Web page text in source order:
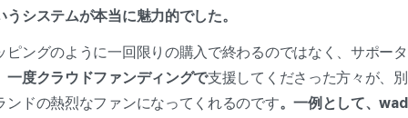
システムが本当に魅力的でした。
ピングのように一回限りの購入で終わるのではなく、サポー
一度クラウドファンディングで支援してくださった方々が、
ンドの熱烈なファンになってくれるのです。一例として、